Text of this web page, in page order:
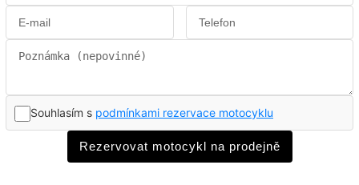
Souhlasím s podmínkami rezervace motocyklu
Rezervovat motocykl na prodejně